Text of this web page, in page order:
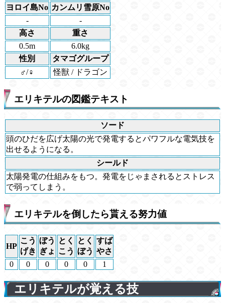
ヨロイ島No カンムリ雪原No
-
-
高さ
重さ
0.5m
6.0kg
性別
タマゴグループ
♂/♀
怪獣 / ドラゴン
エリキテルの図鑑テキスト
ソード
頭のひだを広げ太陽の光で発電するとパワフルな電気技を
出せるようになる。
シールド
太陽発電の仕組みをもつ。発電をじゃまされるとストレス
で弱ってしまう。
エリキテルを倒したら貰える努力値
HP
こう
げき
ぼう
ぎょ
とく
こう
とく
ぼう
すば
やさ
0
0 0 0 0 1
エリキテルが覚える技